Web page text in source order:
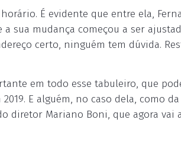
É evidente que entre ela,
sua mudança começou a ser
certo, ninguém tem dúvida.
em todo esse tabuleiro, que
E alguém, no caso dela, como
diretor Mariano Boni, que agora vai